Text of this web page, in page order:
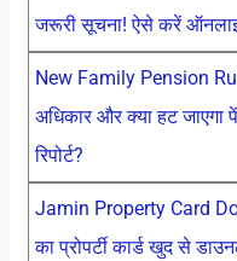
जरूरी सूचना! ऐसे करें
New Family Pension
अधिकार और क्या हट जाएगा
रिपोर्ट?
Jamin Property Card
का प्रोपर्टी कार्ड खुद से